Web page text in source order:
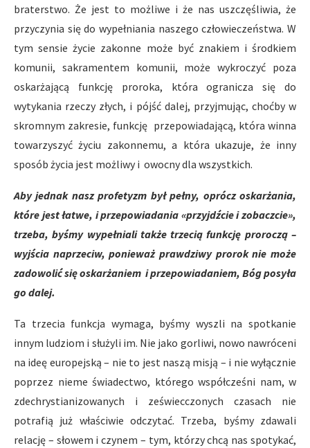
braterstwo. Że jest to możliwe i że nas uszczęśliwia, że
przyczynia się do wypełniania naszego człowieczeństwa. W
tym sensie życie zakonne może być znakiem i środkiem
komunii, sakramentem komunii, może wykroczyć poza
oskarżającą funkcję proroka, która ogranicza się do
wytykania rzeczy złych, i pójść dalej, przyjmując, choćby w
skromnym zakresie, funkcję przepowiadającą, która winna
towarzyszyć życiu zakonnemu, a która ukazuje, że inny
sposób życia jest możliwy i owocny dla wszystkich.
Aby jednak nasz profetyzm był pełny, oprócz oskarżania,
które jest łatwe, i przepowiadania «przyjdźcie i zobaczcie»,
trzeba, byśmy wypełniali także trzecią funkcję proroczą –
wyjścia naprzeciw, ponieważ prawdziwy prorok nie może
zadowolić się oskarżaniem i przepowiadaniem, Bóg posyła
go dalej.
Ta trzecia funkcja wymaga, byśmy wyszli na spotkanie
innym ludziom i służyli im. Nie jako gorliwi, nowo nawróceni
na ideę europejską – nie to jest naszą misją – i nie wyłącznie
poprzez nieme świadectwo, którego współcześni nam, w
zdechrystianizowanych i zeświecczonych czasach nie
potrafią już właściwie odczytać. Trzeba, byśmy zdawali
relację – słowem i czynem – tym, którzy chcą nas spotykać,